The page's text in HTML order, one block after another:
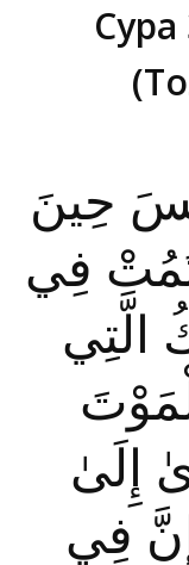
حِينَ
تَمُتْ فِي
الَّتِي
إِلَىٰ
فِي